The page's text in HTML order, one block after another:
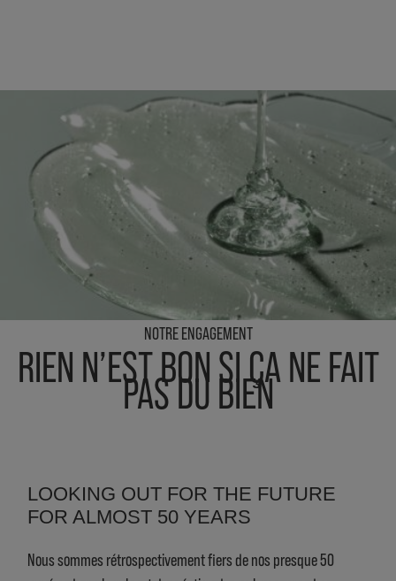
NOTRE ENGAGEMENT
RIEN N’EST BON SI ÇA NE FAIT
PAS DU BIEN
LOOKING OUT FOR THE FUTURE
FOR ALMOST 50 YEARS
Nous sommes rétrospectivement fiers de nos presque 50